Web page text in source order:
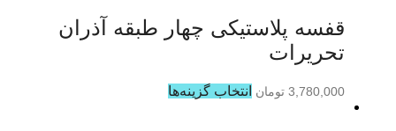
قفسه پلاستیکی چهار طبقه آذران
تحریرات
3,780,000 تومان انتخاب گزینه‌ها